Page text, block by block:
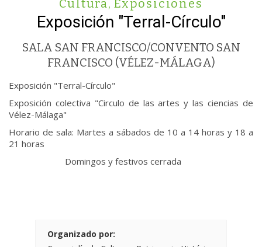
Cultura, Exposiciones
Exposición "Terral-Círculo"
SALA SAN FRANCISCO/CONVENTO SAN
FRANCISCO (VÉLEZ-MÁLAGA)
Exposición "Terral-Círculo"
Exposición colectiva "Circulo de las artes y las ciencias de
Vélez-Málaga"
Horario de sala: Martes a sábados de 10 a 14 horas y 18 a
21 horas
Domingos y festivos cerrada
Organizado por: